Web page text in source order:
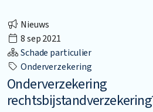
Nieuws
8 sep 2021
Schade particulier
Onderverzekering
Onderverzekering